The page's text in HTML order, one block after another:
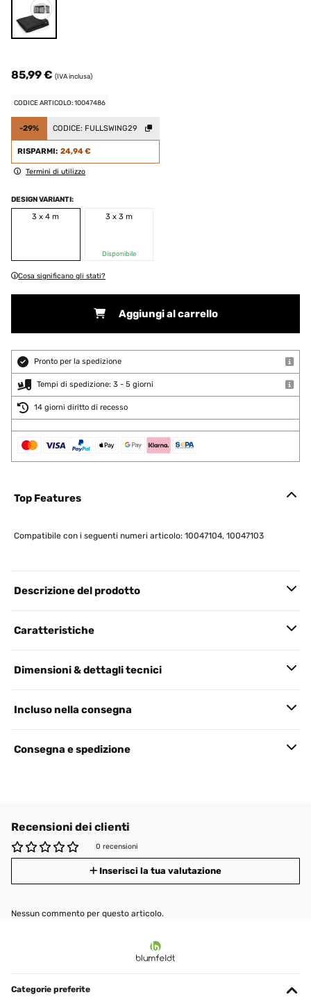
85,99 € (IVA inclusa)
CODICE ARTICOLO: 10047486
-29% CODICE: FULLSWING29
RISPARMI: 24,94 €
Termini di utilizzo
DESIGN VARIANTI:
3 x 4 m
3 x 3 m
Disponibile
Cosa significano gli stati?
Aggiungi al carrello
Pronto per la spedizione
Tempi di spedizione: 3 - 5 giorni
14 giorni diritto di recesso
Top Features
Compatibile con i seguenti numeri articolo: 10047104, 10047103
Descrizione del prodotto
Caratteristiche
Dimensioni & dettagli tecnici
Incluso nella consegna
Consegna e spedizione
Recensioni dei clienti
0 recensioni
Inserisci la tua valutazione
Nessun commento per questo articolo.
Categorie preferite